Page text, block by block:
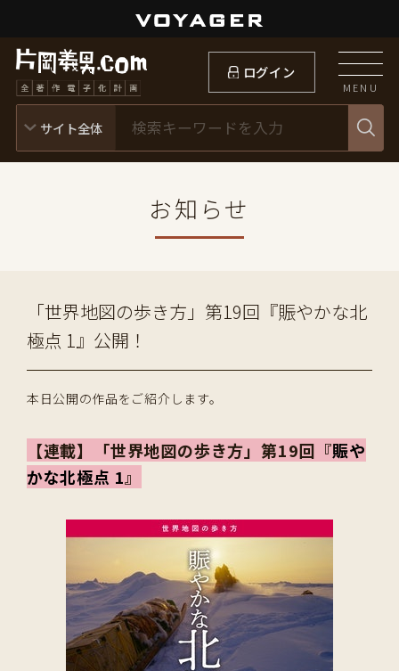
ログイン
MENU
お知らせ
「世界地図の歩き方」第19回『賑やかな北
極点 1』公開！
本日公開の作品をご紹介します。
【連載】「世界地図の歩き方」第19回『賑や
かな北極点 1』